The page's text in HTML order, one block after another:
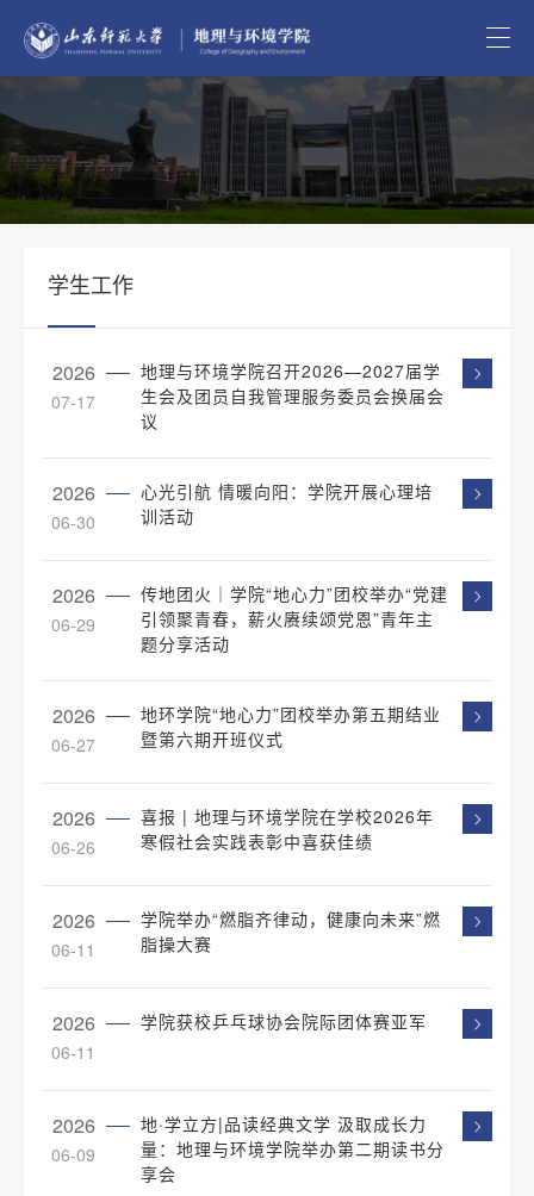
学生工作
2026
07-17
地理与环境学院召开2026—2027届学
生会及团员自我管理服务委员会换届会
议
2026
06-30
心光引航 情暖向阳：学院开展心理培
训活动
2026
06-29
传地团火｜学院“地心力”团校举办“党建
引领聚青春，薪火赓续颂党恩”青年主
题分享活动
2026
06-27
地环学院“地心力”团校举办第五期结业
暨第六期开班仪式
2026
06-26
喜报 | 地理与环境学院在学校2026年
寒假社会实践表彰中喜获佳绩
2026
06-11
学院举办“燃脂齐律动，健康向未来”燃
脂操大赛
2026
06-11
学院获校乒乓球协会院际团体赛亚军
2026
06-09
地·学立方|品读经典文学 汲取成长力
量：地理与环境学院举办第二期读书分
享会